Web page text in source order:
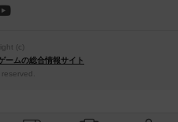
(c)
ームの総合情報サイト